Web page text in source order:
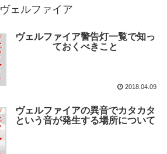
ヴェルファイア
ヴェルファイア警告灯一覧で知っ
ておくべきこと
2018.04.09
ヴェルファイアの異音でカタカタ
という音が発生する場所について